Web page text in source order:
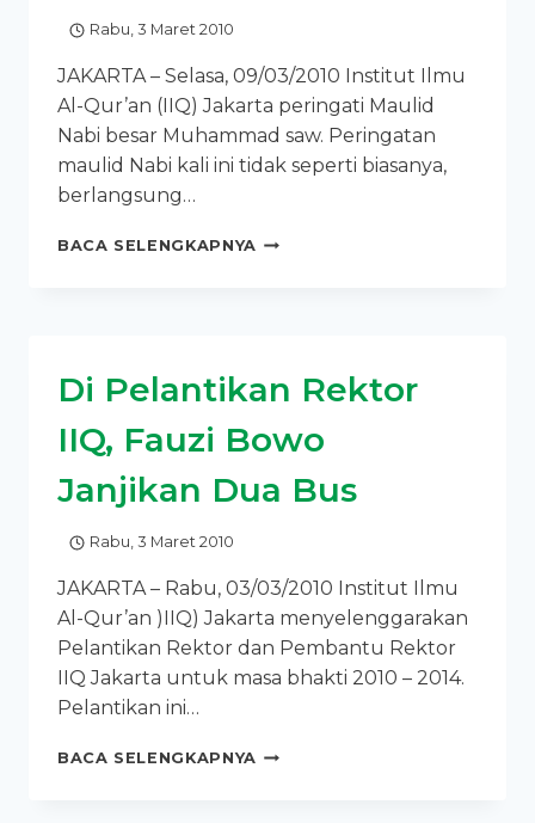
Rabu, 3 Maret 2010
JAKARTA – Selasa, 09/03/2010 Institut Ilmu
Al-Qur’an (IIQ) Jakarta peringati Maulid
Nabi besar Muhammad saw. Peringatan
maulid Nabi kali ini tidak seperti biasanya,
berlangsung…
BACA SELENGKAPNYA PARA
MAULID
NABI
DI
IIQ
JAKARTA
Di Pelantikan Rektor
IIQ, Fauzi Bowo
Janjikan Dua Bus
Rabu, 3 Maret 2010
JAKARTA – Rabu, 03/03/2010 Institut Ilmu
Al-Qur’an )IIQ) Jakarta menyelenggarakan
Pelantikan Rektor dan Pembantu Rektor
IIQ Jakarta untuk masa bhakti 2010 – 2014.
Pelantikan ini…
BACA SELENGKAPNYA DI